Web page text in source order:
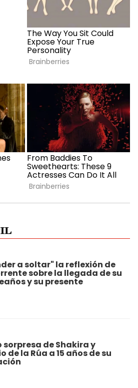
a soltar" la reflexión de
sobre la llegada de su
y su presente
sorpresa de Shakira y
de la Rúa a 15 años de su